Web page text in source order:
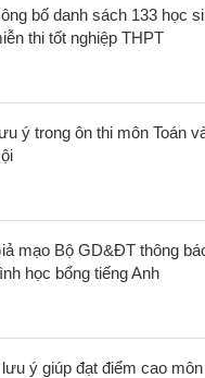
bố danh sách 133 học
thi tốt nghiệp THPT
ý trong ôn thi môn Toán
mạo Bộ GD&ĐT thông
học bổng tiếng Anh
ý giúp đạt điểm cao